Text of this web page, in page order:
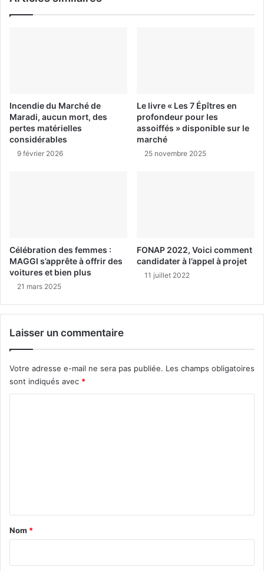
Incendie du Marché de
Maradi, aucun mort, des
pertes matérielles
considérables
9 février 2026
Le livre « Les 7 Épîtres en
profondeur pour les
assoiffés » disponible sur le
marché
25 novembre 2025
Célébration des femmes :
MAGGI s’apprête à offrir des
voitures et bien plus
21 mars 2025
FONAP 2022, Voici comment
candidater à l’appel à projet
11 juillet 2022
Laisser un commentaire
Votre adresse e-mail ne sera pas publiée. Les champs obligatoires
sont indiqués avec *
a
Nom *